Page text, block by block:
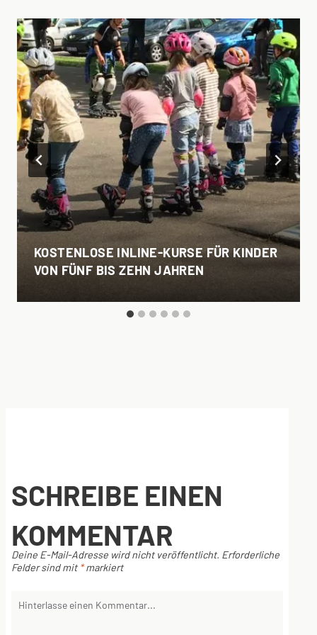
KOSTENLOSE INLINE-KURSE FÜR KINDER
VON FÜNF BIS ZEHN JAHREN
SCHREIBE EINEN
KOMMENTAR
Deine E-Mail-Adresse wird nicht veröffentlicht. Erforderliche
Felder sind mit *markiert